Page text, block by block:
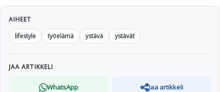
AIHEET
lifestyle
työelämä ystävä ystävät
JAA ARTIKKELI
WhatsApp Jaa artikkeli